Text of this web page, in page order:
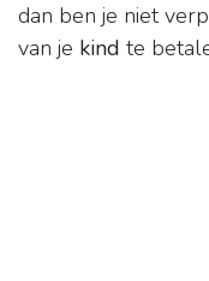
dan ben je niet
van je kind te